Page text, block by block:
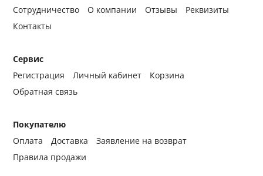
Сотрудничество
О компании Отзывы
Реквизиты
Контакты
Сервис
Регистрация
Личный кабинет
Корзина
Обратная связь
Покупателю
Оплата
Доставка
Заявление на возврат
Правила продажи